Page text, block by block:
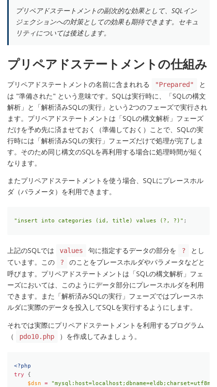
プリペアドステートメントの副次的な効果として、SQLイン
ジェクションへの対策としての効果も期待できます。セキュ
リティについては後述します。
プリペアドステートメントの仕組み
プリペアドステートメントの名前に含まれれる "Prepared"
と
は "準備された" という意味です。SQLは実行時に、「SQLの構文
解析」と「解析済みSQLの実行」という2つのフェーズで実行され
ます。プリペアドステートメントは「SQLの構文解析」フェーズ
だけを予め先に済ませておく（準備しておく）ことで、SQLの実
行時には「解析済みSQLの実行」フェーズだけで処理が完了しま
す。そのため同じ構文のSQLを再利用する場合に処理時間が短く
なります。
またプリペアドステートメントを使う場合、SQLにプレースホル
ダ（パラメータ）を利用できます。
"insert into categories (id, title) values (?, ?)" ;
上記のSQLでは values 句に指定するデータの部分を ?
とし
ています。この
?
のことをプレースホルダやパラメータなどと
呼びます。プリペアドステートメントは「SQLの構文解析」フェ
ーズにおいては、このようにデータ部分にプレースホルダを利用
できます。また「解析済みSQLの実行」フェーズではプレースホ
ルダに実際のデータを投入してSQLを実行するようにします。
それでは実際にプリペアドステートメントを利用するプログラム
（
pdo10.php ）を作成してみましょう。
<?php
try
{
$dsn
=